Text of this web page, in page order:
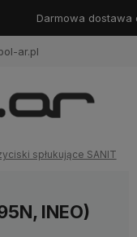
ar.pl
spłukujące SANIT
INEO)